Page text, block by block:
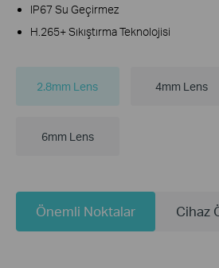
IP67 Su Geçirmez
H.265+ Sıkıştırma Teknolojisi
2.8mm Lens 4mm Lens
6mm Lens
Önemli Noktalar Cihaz